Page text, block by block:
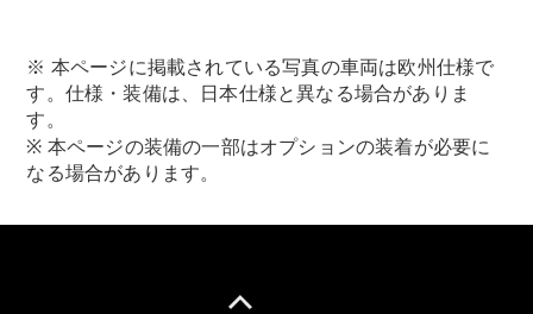
Terrain
試乗リクエ
スト
オンライン
※ 本ページに掲載されている写真の車両は欧州仕様で
す。仕様・装備は、日本仕様と異なる場合がありま
す。
※ 本ページの装備の一部はオプションの装着が必要に
なる場合があります。